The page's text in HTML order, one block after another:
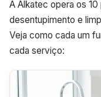
A Alkatec opera os
desentupimento e
Veja como cada um
cada serviço: